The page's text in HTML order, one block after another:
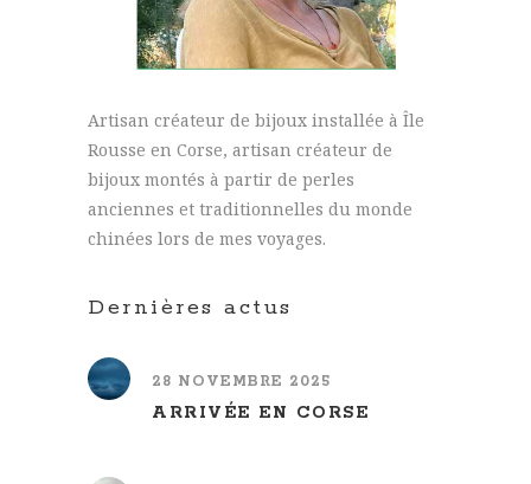
Artisan créateur de bijoux installée à Île
Rousse en Corse, artisan créateur de
bijoux montés à partir de perles
anciennes et traditionnelles du monde
chinées lors de mes voyages.
Dernières actus
28 NOVEMBRE 2025
ARRIVÉE EN CORSE